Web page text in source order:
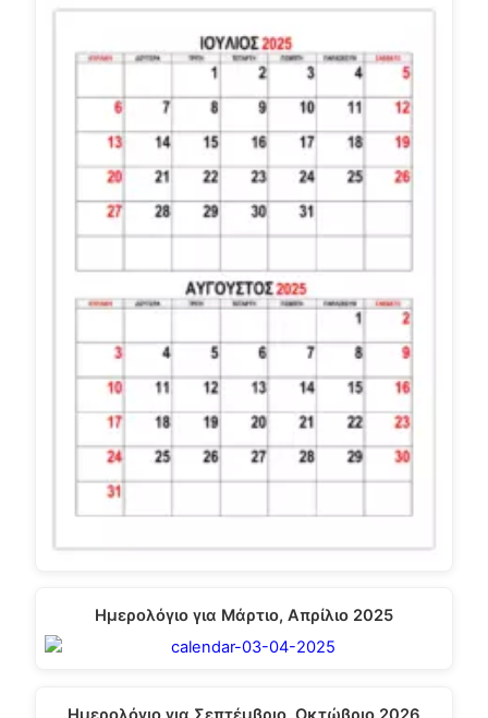
Ημερολόγιο για Μάρτιο, Απρίλιο 2025